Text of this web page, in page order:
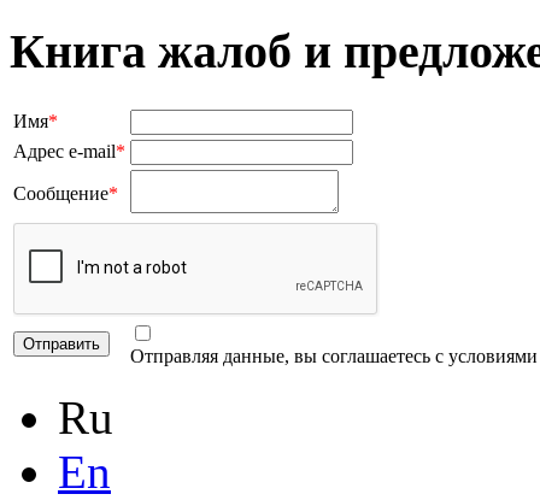
Книга жалоб и
Имя*
Адрес e-mail*
Сообщение*
Отправляя данные, вы соглашаетесь с
Ru
En